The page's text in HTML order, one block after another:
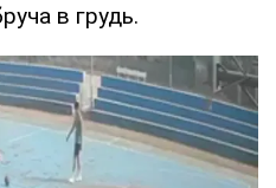
в грудь.